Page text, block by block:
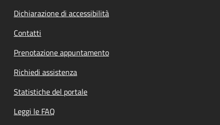
Dichiarazione di accessibilità
Contatti
Prenotazione appuntamento
Richiedi assistenza
Statistiche del portale
Leggi le FAQ